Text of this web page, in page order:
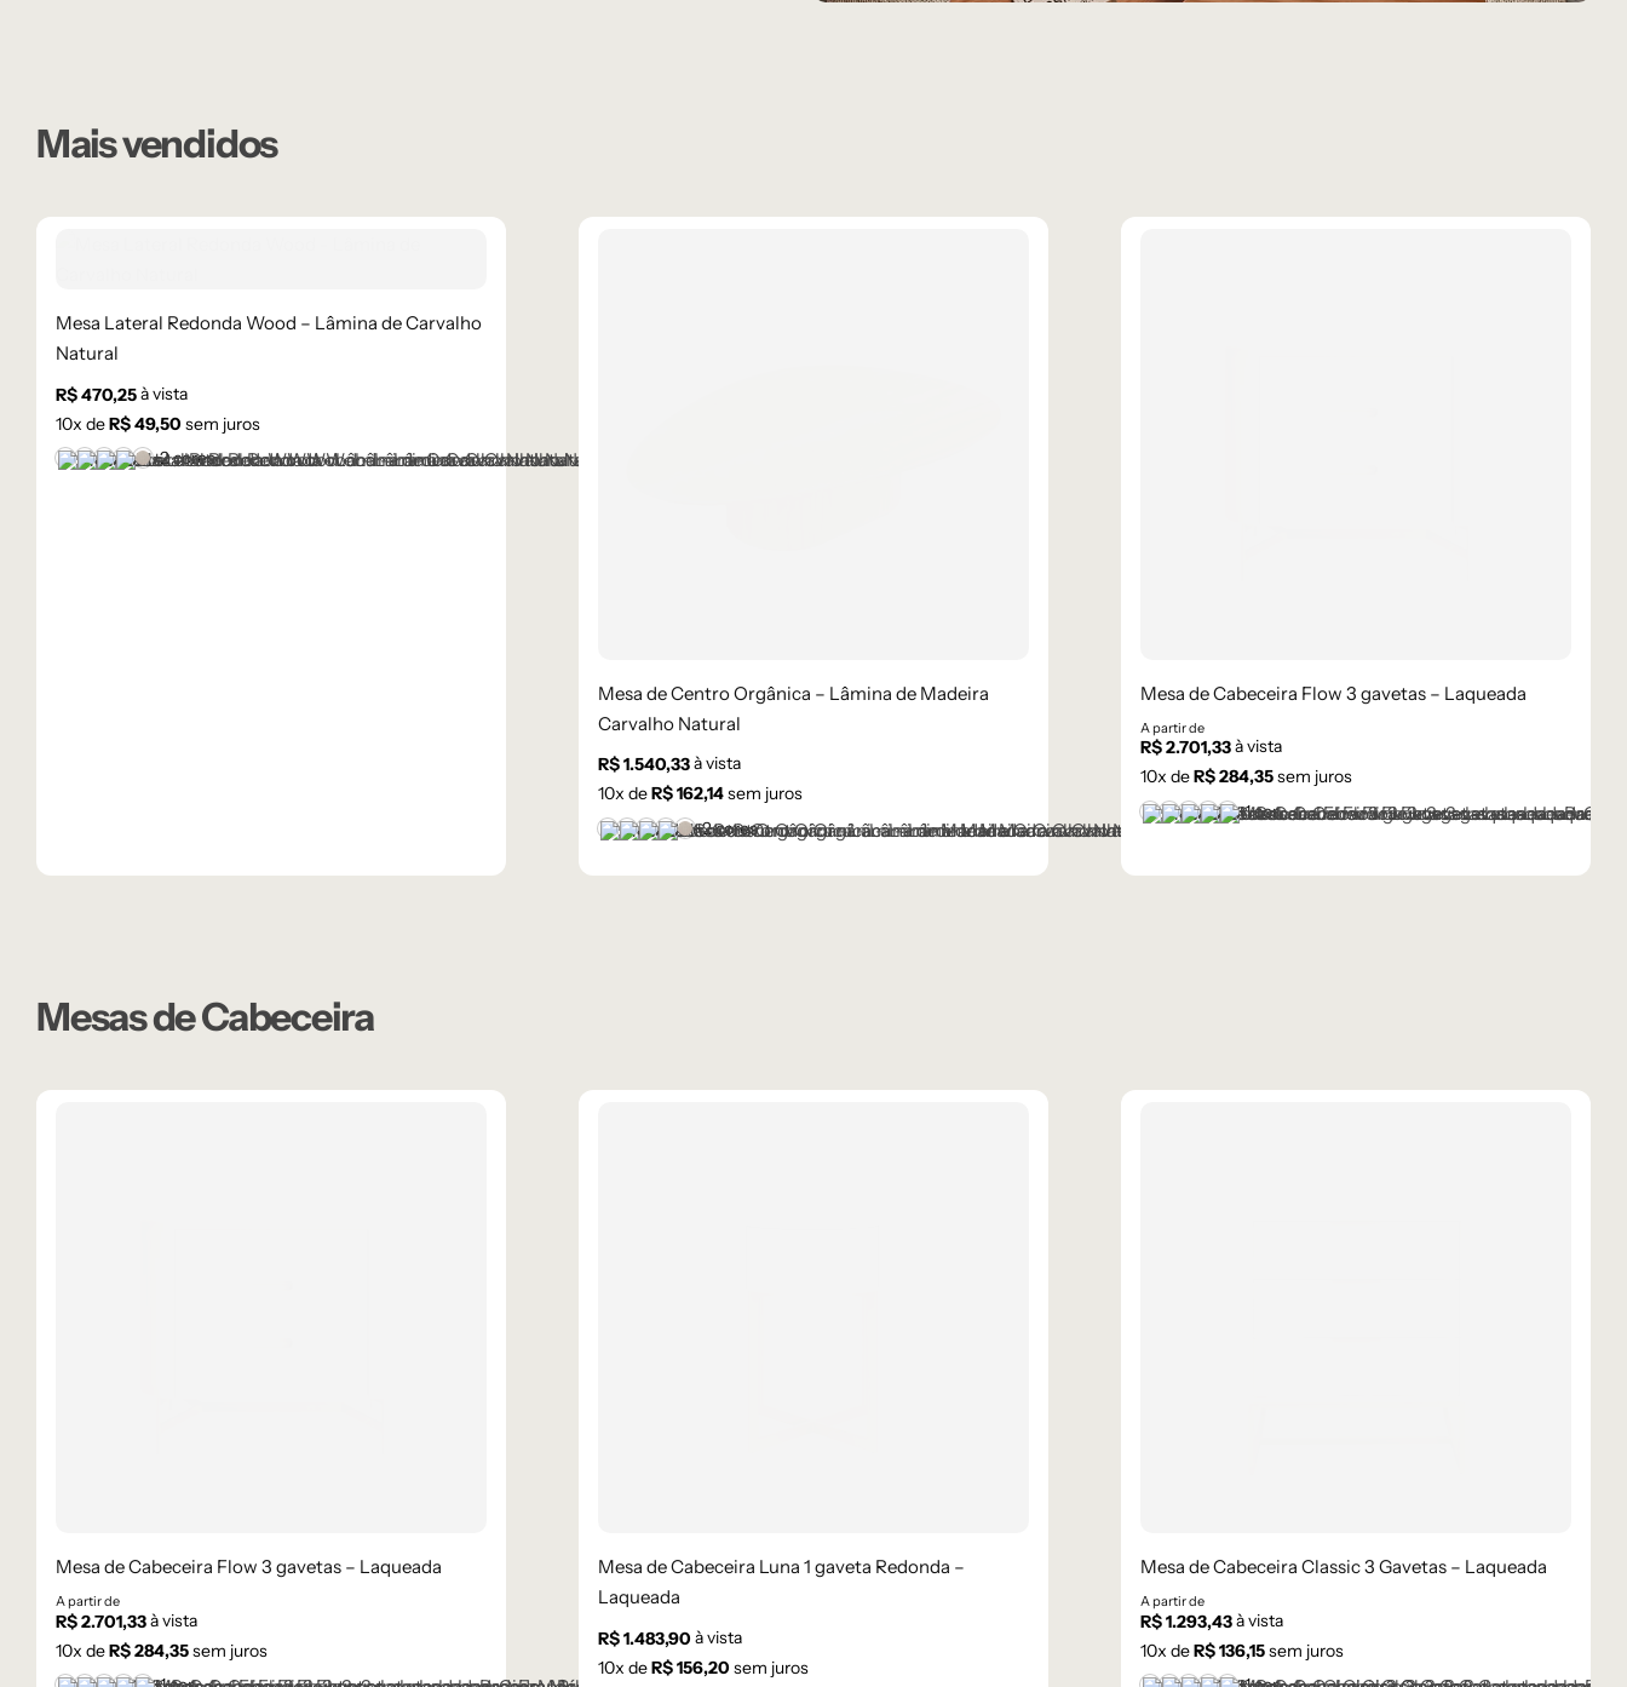
Mais vendidos
Mesa Lateral Redonda Wood – Lâmina de Carvalho
Natural
R$470,25à vista
10x deR$49,50 sem juros
Castanho
Champanhe
Cinza Grafite Metalizado
Ébano
Lâmina Frapê
+2 cores
Mesa de Centro Orgânica – Lâmina de Madeira
Carvalho Natural
R$1.540,33à vista
10x deR$162,14sem juros
Castanho
Champanhe
Cinza Grafite Metalizado
Ébano
Lâmina Frapê
+2 cores
Mesa de Cabeceira Flow 3 gavetas – Laqueada
A partir de
R$2.701,33à vista
10x deR$284,35sem juros
Branco
Cinza Médio
Frapê
Mocha Mousse
Preto
+1 cor
Mesas de Cabeceira
Mesa de Cabeceira Flow 3 gavetas – Laqueada
A partir de
R$2.701,33à vista
10x deR$284,35sem juros
Mesa de Cabeceira Luna 1 gaveta Redonda –
Laqueada
R$1.483,90 à vista
10x deR$156,20 sem juros
Mesa de Cabeceira Classic 3 Gavetas – Laqueada
A partir de
R$1.293,43à vista
10x deR$136,15sem juros